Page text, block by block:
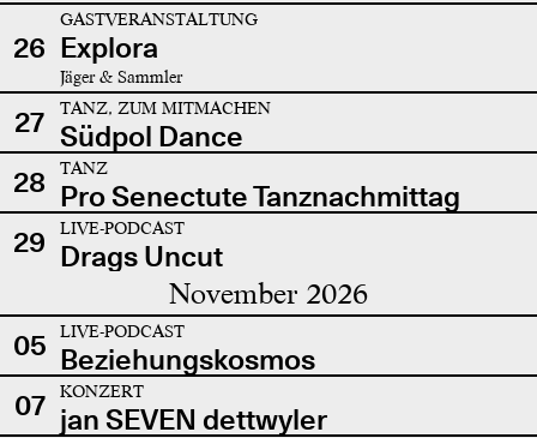
26
GASTVERANSTALTUNG
Explora
Jäger & Sammler
27 TANZ, ZUM MITMACHEN
Südpol Dance
28
TANZ
Pro Senectute Tanznachmittag
29
LIVE-PODCAST
Drags Uncut
November 2026
05 LIVE-PODCAST
Beziehungskosmos
07
KONZERT
jan SEVEN dettwyler